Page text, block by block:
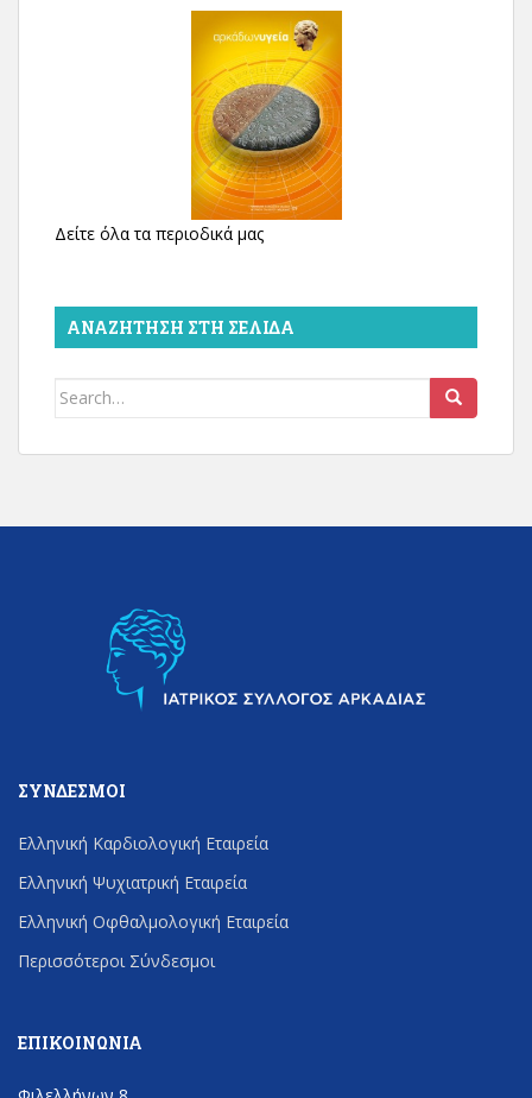
Δείτε όλα τα περιοδικά μας
ΑΝΑΖΉΤΗΣΗ ΣΤΗ ΣΕΛΊΔΑ
Search
ΣΎΝΔΕΣΜΟΙ
Ελληνική Καρδιολογική Εταιρεία
Ελληνική Ψυχιατρική Εταιρεία
Ελληνική Οφθαλμολογική Εταιρεία
Περισσότεροι Σύνδεσμοι
ΕΠΙΚΟΙΝΩΝΊΑ